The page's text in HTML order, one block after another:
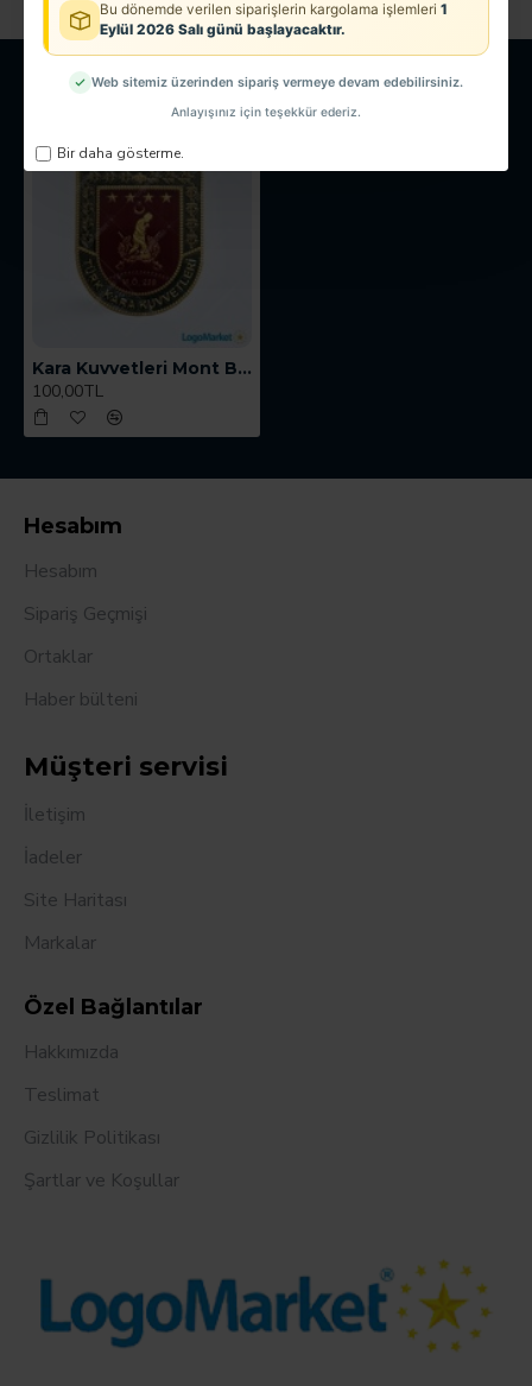
Bu dönemde verilen siparişlerin kargolama işlemleri 1
Eylül 2026 Salı günü başlayacaktır.
Web sitemiz üzerinden sipariş vermeye devam edebilirsiniz.
Anlayışınız için teşekkür ederiz.
Bir daha gösterme.
SON GÖRÜNTÜLENEN EN ÇOK GÖRÜNTÜLENEN
Kara Kuvvetleri Mont Bröve
100,00TL
Hesabım
Hesabım
Sipariş Geçmişi
Ortaklar
Haber bülteni
Müşteri servisi
İletişim
İadeler
Site Haritası
Markalar
Özel Bağlantılar
Hakkımızda
Teslimat
Gizlilik Politikası
Şartlar ve Koşullar